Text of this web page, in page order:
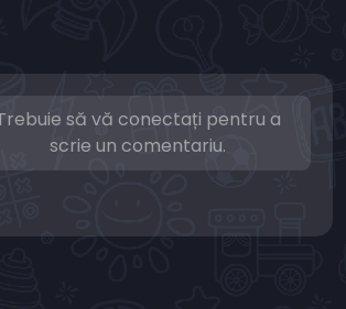
să vă conectați pentru a
scrie un comentariu.